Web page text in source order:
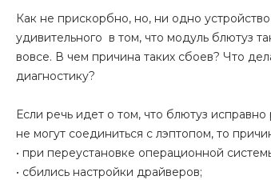
Как не прискорбно, но, ни одно
удивительного в том, что модуль блютуз
вовсе. В чем причина таких сбоев? Что
диагностику?
Если речь идет о том, что блютуз
не могут соединиться с лэптопом, то
• при переустановке операционной
• сбились настройки драйверов;